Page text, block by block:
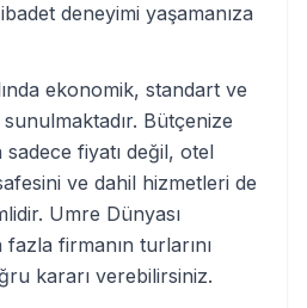
deneyimi yaşamanıza
ekonomik, standart ve
Bütçenize
fiyatı değil, otel
ve dahil hizmetleri de
Umre Dünyası
firmanın turlarını
kararı verebilirsiniz.